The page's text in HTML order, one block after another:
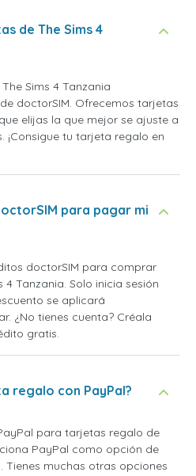
de The Sims 4
Sims 4 Tanzania
doctorSIM. Ofrecemos tarjetas
elijas la que mejor se ajuste a
tu tarjeta regalo en
para pagar mi
doctorSIM para comprar
Tanzania. Solo inicia sesión
se aplicará
¿No tienes cuenta? Créala
gratis.
regalo con PayPal?
para tarjetas regalo de
PayPal como opción de
muchas otras opciones